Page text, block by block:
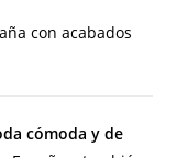
con acabados
cómoda y de